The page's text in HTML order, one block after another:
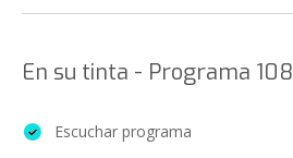
En su tinta - Programa 108
Escuchar programa